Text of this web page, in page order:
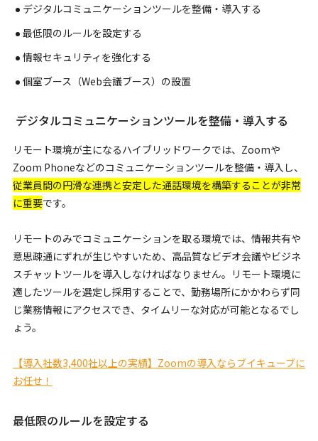
デジタルコミュニケーションツールを整備・導入する
最低限のルールを設定する
情報セキュリティを強化する
個室ブース（Web会議ブース）の設置
デジタルコミュニケーションツールを整備・導入する
リモート環境が主になるハイブリッドワークでは、Zoomや
Zoom Phoneなどのコミュニケーションツールを整備・導入し、
従業員間の円滑な連携と安定した通話環境を構築することが非常
に重要です。
リモートのみでコミュニケーションを取る環境では、情報共有や
意思疎通にずれが生じやすいため、高品質なビデオ会議やビジネ
スチャットツールを導入しなければなりません。リモート環境に
適したツールを選定し採用することで、勤務場所にかかわらず同
じ業務情報にアクセスでき、タイムリーな対応が可能となるでし
ょう。
【導入社数3,400社以上の実績】Zoomの導入ならブイキューブに
お任せ！
最低限のルールを設定する